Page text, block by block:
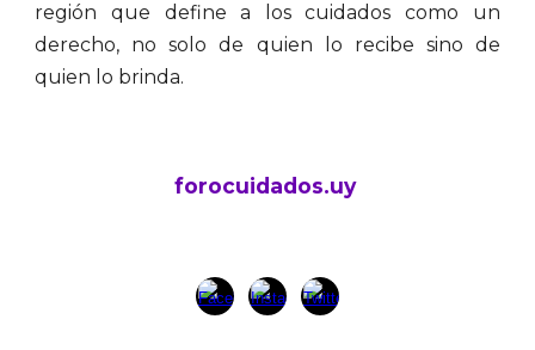
región que define a los cuidados como un
derecho, no solo de quien lo recibe sino de
quien lo brinda.
forocuidados.uy